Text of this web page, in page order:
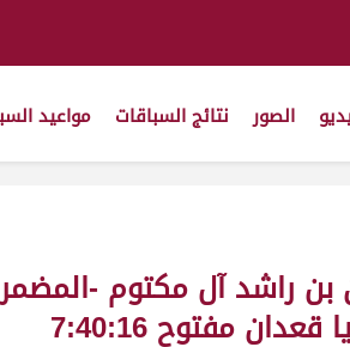
الصور نتائج السباقات مواعيد
بن راشد آل مكتوم -